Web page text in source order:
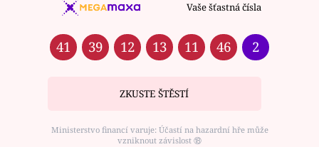
Vaše šťastná čísla
41 39 12 13 11 46 2
ZKUSTE ŠTĚSTÍ
Ministerstvo financí varuje: Účastí na hazardní hře může
vzniknout závislost ⑱